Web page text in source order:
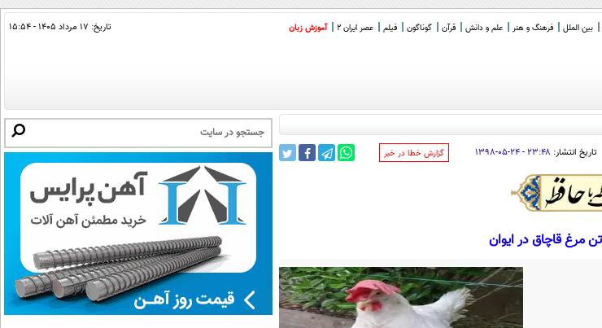
بین الملل فرهنگ و هنر علم و دانش قرآن گوناگون فیلم عصر ایران 2 آموزش زبان تاریخ: ۱۷ مرداد ۱۴۰۵ - ۱۵:۵۴
تاریخ انتشار: ۲۳:۴۸ - ۲۴-۰۵-۱۳۹۸ ‌گزارش خطا در خبر